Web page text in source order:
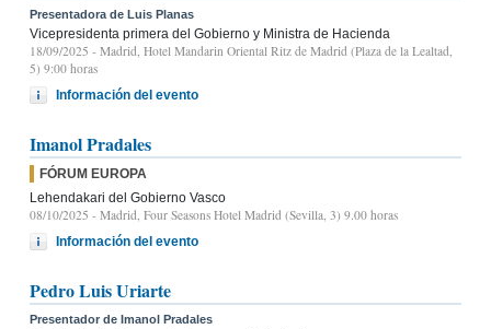
Presentadora de Luis Planas
Vicepresidenta primera del Gobierno y Ministra de Hacienda
18/09/2025 - Madrid, Hotel Mandarin Oriental Ritz de Madrid (Plaza de la Lealtad,
5) 9:00 horas
Información del evento
Imanol Pradales
FÓRUM EUROPA
Lehendakari del Gobierno Vasco
08/10/2025 - Madrid, Four Seasons Hotel Madrid (Sevilla, 3) 9.00 horas
Información del evento
Pedro Luis Uriarte
Presentador de Imanol Pradales